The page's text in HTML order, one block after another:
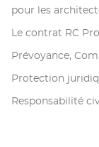
pour les
Le contrat RC
Prévoyance,
Protection
Responsabilité